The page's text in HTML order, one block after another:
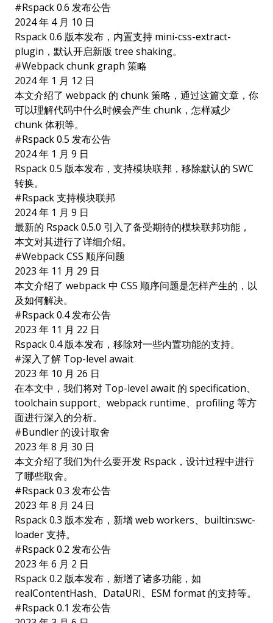
#Rspack 0.6 发布公告
2024 年 4 月 10 日
Rspack 0.6 版本发布，内置支持 mini-css-extract-
plugin，默认开启新版 tree shaking。
#Webpack chunk graph 策略
2024 年 1 月 12 日
本文介绍了 webpack 的 chunk 策略，通过这篇文章，你
可以理解代码中什么时候会产生 chunk，怎样减少
chunk 体积等。
#Rspack 0.5 发布公告
2024 年 1 月 9 日
Rspack 0.5 版本发布，支持模块联邦，移除默认的 SWC
转换。
#Rspack 支持模块联邦
2024 年 1 月 9 日
最新的 Rspack 0.5.0 引入了备受期待的模块联邦功能，
本文对其进行了详细介绍。
#Webpack CSS 顺序问题
2023 年 11 月 29 日
本文介绍了 webpack 中 CSS 顺序问题是怎样产生的，以
及如何解决。
#Rspack 0.4 发布公告
2023 年 11 月 22 日
Rspack 0.4 版本发布，移除对一些内置功能的支持。
#深入了解 Top-level await
2023 年 10 月 26 日
在本文中，我们将对 Top-level await 的 specification、
toolchain support、webpack runtime、profiling 等方
面进行深入的分析。
#Bundler 的设计取舍
2023 年 8 月 30 日
本文介绍了我们为什么要开发 Rspack，设计过程中进行
了哪些取舍。
#Rspack 0.3 发布公告
2023 年 8 月 24 日
Rspack 0.3 版本发布，新增 web workers、builtin:swc-
loader 支持。
#Rspack 0.2 发布公告
2023 年 6 月 2 日
Rspack 0.2 版本发布，新增了诸多功能，如
realContentHash、DataURI、ESM format 的支持等。
#Rspack 0.1 发布公告